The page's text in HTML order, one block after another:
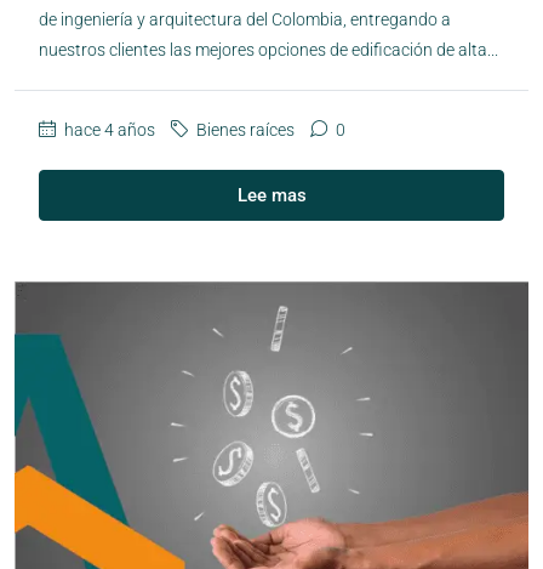
de ingeniería y arquitectura del Colombia, entregando a
nuestros clientes las mejores opciones de edificación de alta...
hace 4 años Bienes raíces 0
Lee mas